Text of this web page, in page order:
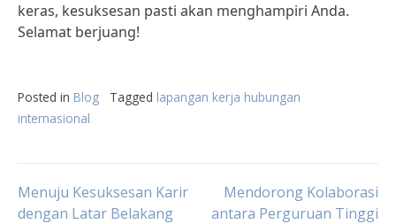
keras, kesuksesan pasti akan menghampiri Anda.
Selamat berjuang!
Posted in Blog Tagged lapangan kerja hubungan
internasional
Post
Menuju Kesuksesan Karir
dengan Latar Belakang
Mendorong Kolaborasi
antara Perguruan Tinggi